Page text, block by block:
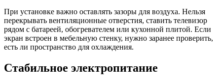
При установке важно оставлять зазоры для воздуха. Нельзя
перекрывать вентиляционные отверстия, ставить телевизор
рядом с батареей, обогревателем или кухонной плитой. Если
экран встроен в мебельную стенку, нужно заранее проверить,
есть ли пространство для охлаждения.
Стабильное электропитание